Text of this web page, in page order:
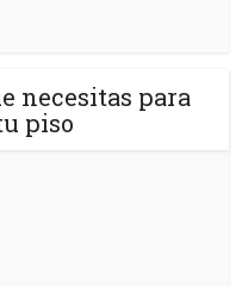
necesitas para
piso